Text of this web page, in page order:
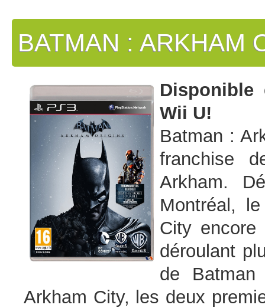
BATMAN : ARKHAM
Disponible
Wii U!
Batman :
franchise
Arkham.
Montréal,
City
déroulant
de
Arkham City, les deux